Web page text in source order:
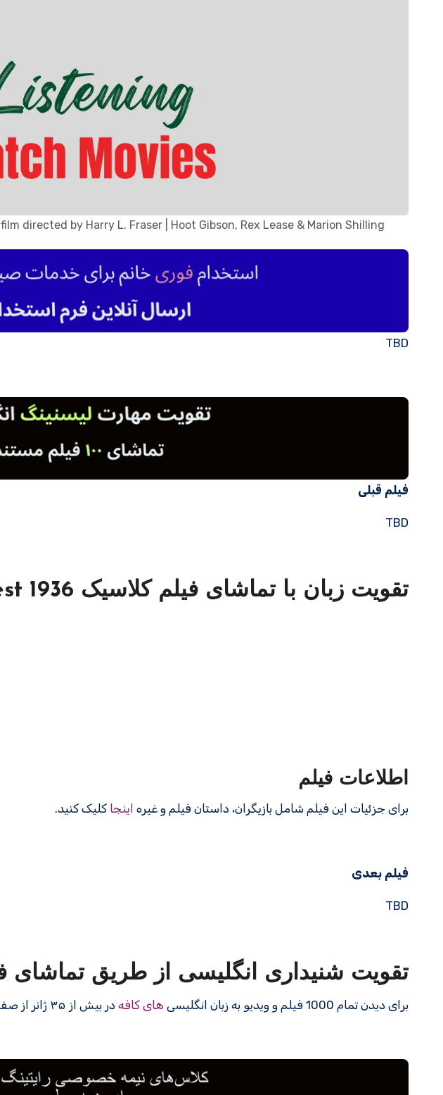
directed by Harry L. Fraser | Hoot Gibson, Rex Lease & Marion Shilling
TBD
فیلم قبلی
TBD
تقویت زبان با تماشای فیلم کلاسیک Cavalcade of the West 1936
اطلاعات فیلم
برای جزئیات این فیلم شامل بازیگران، داستان فیلم و غیره اینجا کلیک کنید.
فیلم بعدی
TBD
تقویت شنیداری انگلیسی از طریق تماشای
برای دیدن تمام 1000 فیلم و ویدیو به زبان انگلیسی های کافه در بیش از ۳۵ ژانر از صفحه